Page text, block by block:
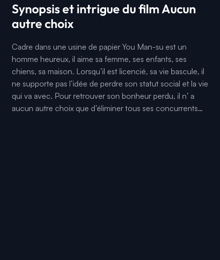
Synopsis et intrigue du film Aucun
autre choix
Cadre dans une usine de papier You Man-su est un
homme heureux, il aime sa femme, ses enfants, ses
chiens, sa maison. Lorsqu’il est licencié, sa vie bascule, il
ne supporte pas l’idée de perdre son statut social et la vie
qui va avec. Pour retrouver son bonheur perdu, il n’ a
aucun autre choix que d’éliminer tous ses concurrents…